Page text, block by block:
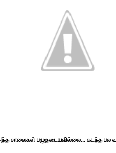
சாலைகள் பழுதடையவில்லை... கடந்த பல